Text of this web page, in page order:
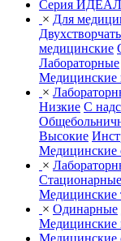
Серия ИДЕАЛ
× Для
медицинские
Лабораторные
×
Низкие С
Высокие
Медицинские
×
Медицинские
× Одинарные
Медицинские
Медицинские